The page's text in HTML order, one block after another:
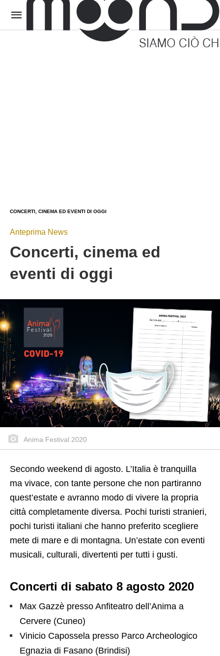
CONCERTI, CINEMA ED EVENTI DI OGGI
Anteprima News
Concerti, cinema ed
eventi di oggi
Anima Festival 2020
Secondo weekend di agosto. L’Italia è tranquilla
ma vivace, con tante persone che non partiranno
quest’estate e avranno modo di vivere la propria
città completamente diversa. Pochi turisti stranieri,
pochi turisti italiani che hanno preferito scegliere
mete di mare e di montagna. Un’estate con eventi
musicali, culturali, divertenti per tutti i gusti.
Concerti di sabato 8 agosto 2020
Max Gazzè presso Anfiteatro dell’Anima a
Cervere (Cuneo)
Vinicio Capossela presso Parco Archeologico
Egnazia di Fasano (Brindisi)